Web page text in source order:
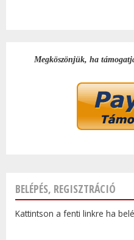
Megköszönjük, ha
BELÉPÉS, REGISZTRÁCIÓ
Kattintson a fenti linkre ha